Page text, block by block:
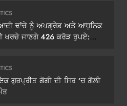
ਢਾਂਚੇ ਨੂੰ ਅਪਗ੍ਰੇਡ ਅਤੇ ਆਧੁਨਿਕ
ਖਰਚੇ ਜਾਣਗੇ 426 ਕਰੋੜ ਰੁਪਏ:
ਗੁਰਪ੍ਰੀਤ ਗੋਗੀ ਦੀ ਸਿਰ ‘ਚ ਗੋਲ਼ੀ